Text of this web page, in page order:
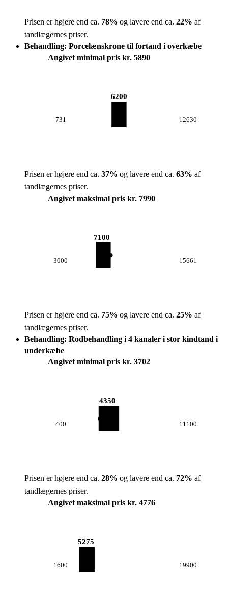
Prisen er højere end ca. 78% og lavere end ca. 22% af
tandlægernes priser.
Behandling: Porcelænskrone til fortand i overkæbe
Angivet minimal pris kr. 5890
731
6200
12630
Prisen er højere end ca. 37% og lavere end ca. 63% af
tandlægernes priser.
Angivet maksimal pris kr. 7990
3000
7100
15661
Prisen er højere end ca. 75% og lavere end ca. 25% af
tandlægernes priser.
Behandling: Rodbehandling i 4 kanaler i stor kindtand i
underkæbe
Angivet minimal pris kr. 3702
400
4350
11100
Prisen er højere end ca. 28% og lavere end ca. 72% af
tandlægernes priser.
Angivet maksimal pris kr. 4776
1600
5275
19900